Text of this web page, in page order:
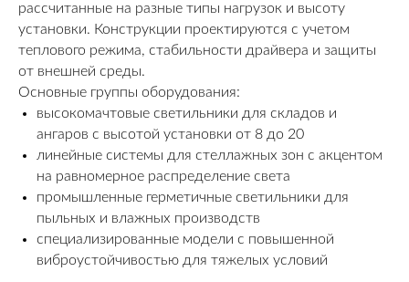
рассчитанные на разные типы нагрузок и высоту
установки. Конструкции проектируются с учетом
теплового режима, стабильности драйвера и защиты
от внешней среды.
Основные группы оборудования:
высокомачтовые светильники для складов и
ангаров с высотой установки от 8 до 20
линейные системы для стеллажных зон с акцентом
на равномерное распределение света
промышленные герметичные светильники для
пыльных и влажных производств
специализированные модели с повышенной
виброустойчивостью для тяжелых условий